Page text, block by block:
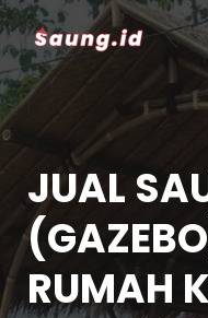
JUAL
RUMAH